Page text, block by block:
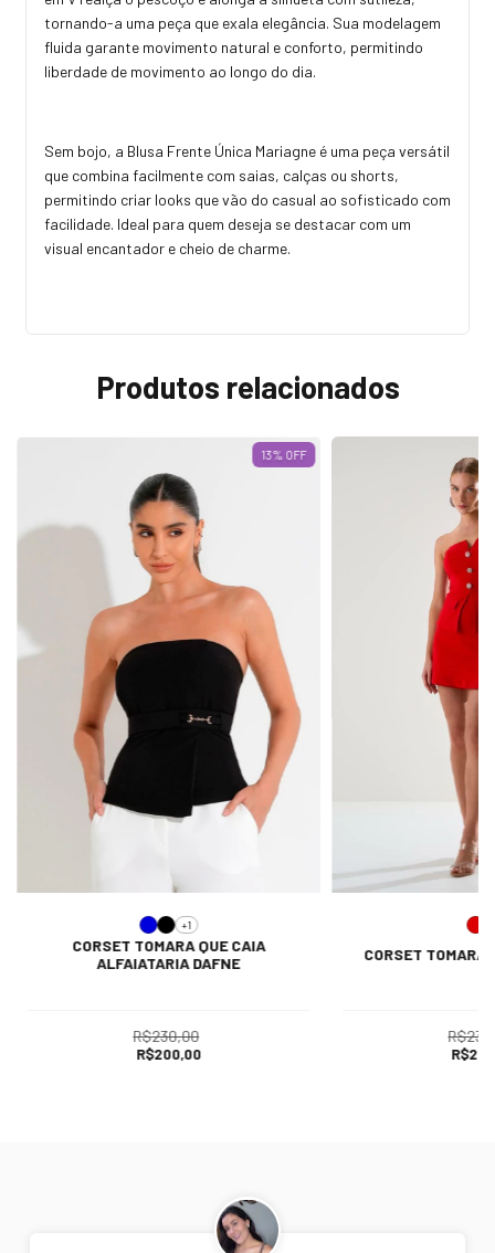
tornando-a uma peça que exala elegância. Sua modelagem
fluida garante movimento natural e conforto, permitindo
liberdade de movimento ao longo do dia.
Sem bojo, a Blusa Frente Única Mariagne é uma peça versátil
que combina facilmente com saias, calças ou shorts,
permitindo criar looks que vão do casual ao sofisticado com
facilidade. Ideal para quem deseja se destacar com um
visual encantador e cheio de charme.
Produtos relacionados
13% OFF
+1
CORSET TOMARA QUE CAIA
ALFAIATARIA DAFNE
R$230,00
R$200,00
CORSET TOMARA